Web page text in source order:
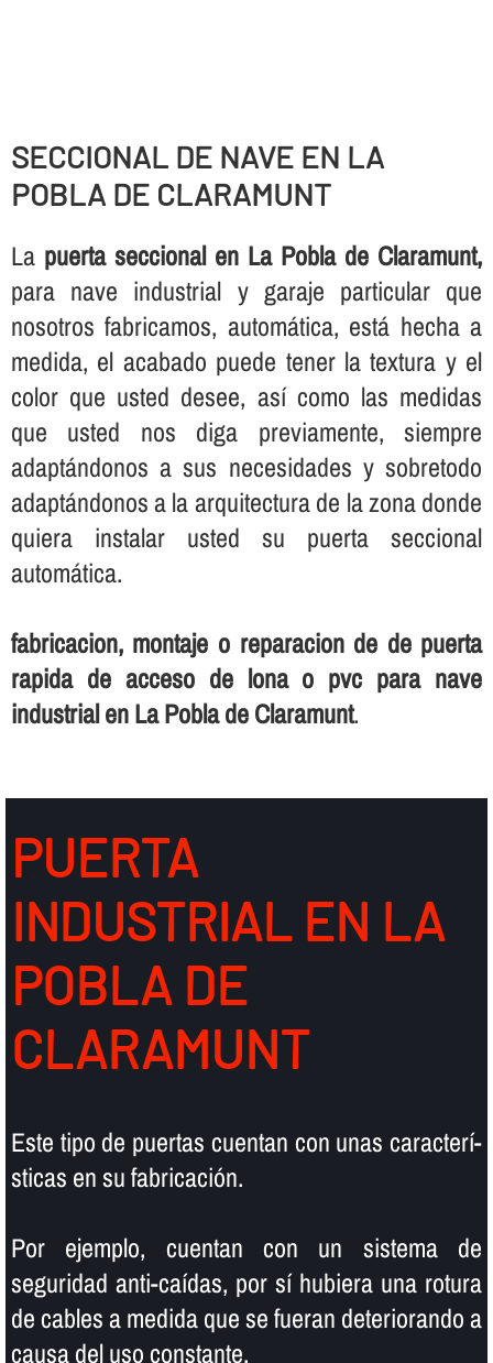
SECCIONAL DE NAVE EN LA
POBLA DE CLARAMUNT
La puerta seccional en La Pobla de Claramunt,
para nave industrial y garaje particular que
nosotros fabricamos, automática, está hecha a
medida, el acabado puede tener la textura y el
color que usted desee, así­ como las medidas
que usted nos diga previamente, siempre
adaptándonos a sus necesidades y sobretodo
adaptándonos a la arquitectura de la zona donde
quiera instalar usted su puerta seccional
automática.
fabricacion, montaje o reparacion de de puerta
rapida de acceso de lona o pvc para nave
industrial en La Pobla de Claramunt.
PUERTA
INDUSTRIAL EN LA
POBLA DE
CLARAMUNT
Este tipo de puertas cuentan con unas caracterí­
sticas en su fabricación.
Por ejemplo, cuentan con un sistema de
seguridad anti-caí­das, por sí­ hubiera una rotura
de cables a medida que se fueran deteriorando a
causa del uso constante.